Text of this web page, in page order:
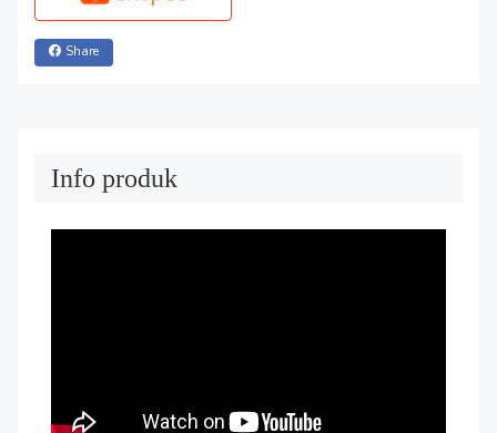
Share
Info produk